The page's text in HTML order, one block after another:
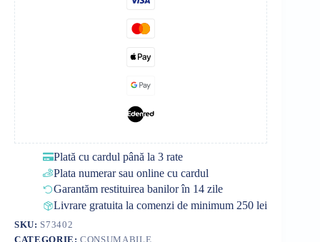
Plată cu cardul până la 3 rate
Plata numerar sau online cu cardul
Garantăm restituirea banilor în 14 zile
Livrare gratuita la comenzi de minimum 250 lei
SKU: S73402
CATEGORIE:CONSUMABILE